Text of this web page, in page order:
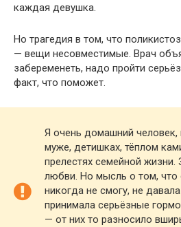
каждая девушка.
Но трагедия в том, что
— вещи несовместимые. Врач
забеременеть, надо пройти
факт, что поможет.
Я очень домашний человек,
муже, детишках, тёплом
прелестях семейной
любви. Но мысль о том, что
никогда не смогу, не
принимала серьёзные
— от них то разносило